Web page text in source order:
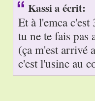
Kassi a écrit:
Et à l'emca
tu ne te fais pas
(ça m'est arrivé
c'est l'usine au